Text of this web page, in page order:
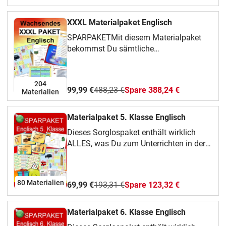
204
Materialien
XXXL Materialpaket Englisch
SPARPAKETMit diesem Materialpaket
bekommst Du sämtliche
Zukünftig erscheinende Materialien
werden dem Paket hinzugefügt. Wenn
Du das Paket einmal gekauft hast,
Updates also kostenlos!Im Paket
enthalten sind:ArbeitsblätterBoard
HomeschoolingMatch-the-sentence-
halves-Übungen (Satzteile
verbinden)MerkblätterStop and Swap
CardsTandem Activities (Faltübungen
99,99 €488,23 €Spare 388,24 €
80 Materialien
Materialpaket 5. Klasse Englisch
Dieses Sorglospaket enthält wirklich
ALLES, was Du zum Unterrichten in der
/ PDF und interaktiv fürs
Homeschooling)Board
GamesCrosswordsDiktateeduki
69,99 €193,31 €Spare 123,32 €
Materialpaket 6. Klasse Englisch